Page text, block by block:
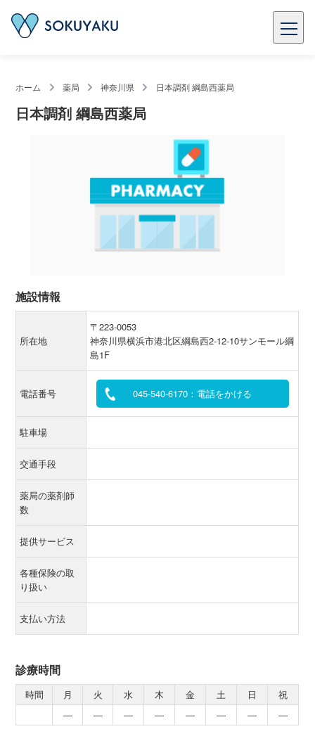
ホーム 薬局 神奈川県 日本調剤 綱島西薬局
日本調剤 綱島西薬局
施設情報
所在地
〒223-0053
神奈川県横浜市港北区綱島西2-12-10サンモール綱
島1F
電話番号 045-540-6170：電話をかける
駐車場
交通手段
薬局の薬剤師
数
提供サービス
各種保険の取
り扱い
支払い方法
診療時間
時間 月 火 水 木 金 土 日
祝
―
― ― ― ― ― ―
―